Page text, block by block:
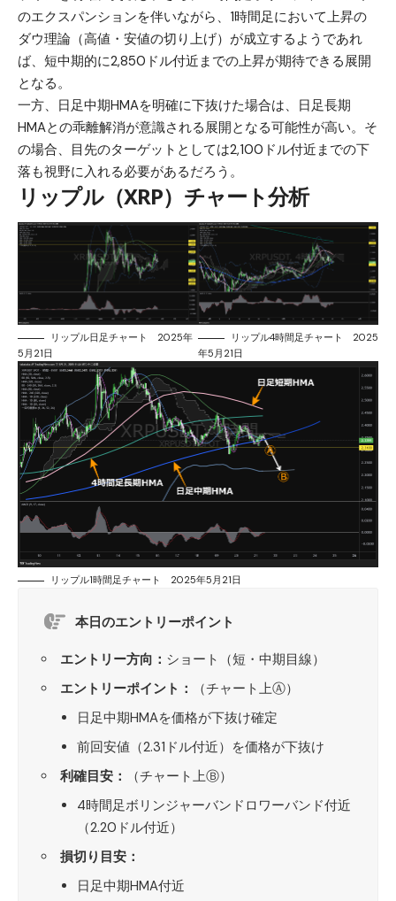
のエクスパンションを伴いながら、1時間足において上昇の
ダウ理論（高値・安値の切り上げ）が成立するようであれ
ば、短中期的に2,850ドル付近までの上昇が期待できる展開
となる。
一方、日足中期HMAを明確に下抜けた場合は、日足長期
HMAとの乖離解消が意識される展開となる可能性が高い。そ
の場合、目先のターゲットとしては2,100ドル付近までの下
落も視野に入れる必要があるだろう。
リップル（XRP）チャート分析
リップル日足チャート 2025年
5月21日
リップル4時間足チャート 2025
年5月21日
リップル1時間足チャート 2025年5月21日
本日のエントリーポイント
エントリー方向： ショート（短・中期目線）
エントリーポイント：
（チャート上Ⓐ）
日足中期HMAを価格が下抜け確定
前回安値（2.31ドル付近）を価格が下抜け
利確目安：
（チャート上Ⓑ）
4時間足ボリンジャーバンドロワーバンド付近
（2.20ドル付近）
損切り目安：
日足中期HMA付近